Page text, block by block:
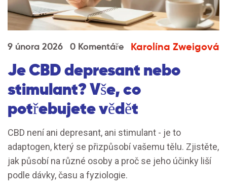
9 února 2026 0 Komentáře Karolína Zweigová
Je CBD depresant nebo
stimulant? Vše, co
potřebujete vědět
CBD není ani depresant, ani stimulant - je to
adaptogen, který se přizpůsobí vašemu tělu. Zjistěte,
jak působí na různé osoby a proč se jeho účinky liší
podle dávky, času a fyziologie.